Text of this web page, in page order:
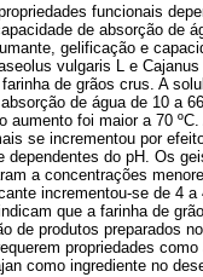
funcionais
de absorção de
gelificação e
vulgaris L e
de grãos crus. A
de água de 10 a
aumento foi maior a 70
se incrementou por
dependentes do pH. Os
a concentrações
incrementou-se de 4
que a farinha de
de produtos preparados
propriedades
como ingrediente no